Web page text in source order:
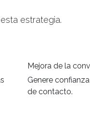
estrategia.
Mejora de la
Genere
de contacto.